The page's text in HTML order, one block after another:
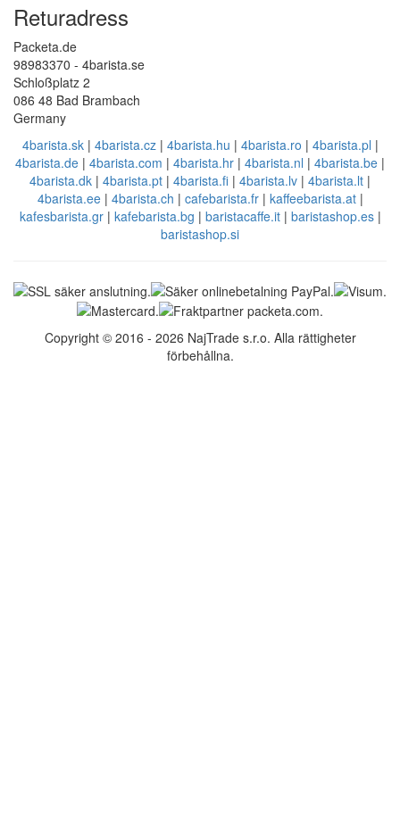
Returadress
Packeta.de
98983370 - 4barista.se
Schloßplatz 2
086 48 Bad Brambach
Germany
4barista.sk| 4barista.cz| 4barista.hu | 4barista.ro | 4barista.pl |
4barista.de | 4barista.com | 4barista.hr | 4barista.nl | 4barista.be |
4barista.dk | 4barista.pt | 4barista.fi | 4barista.lv | 4barista.lt |
4barista.ee| 4barista.ch | cafebarista.fr| kaffeebarista.at|
kafesbarista.gr| kafebarista.bg | baristacaffe.it| baristashop.es|
baristashop.si
Copyright © 2016 - 2026 NajTrade s.r.o. Alla rättigheter
förbehållna.